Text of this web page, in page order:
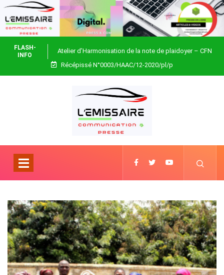
FLASH-
INFO
Atelier d’Harmonisation de la note de plaidoyer – CFN
Togo
Récépissé N°0003/HAAC/12-2020/pl/p